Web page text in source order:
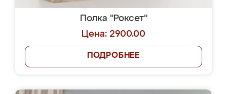
Полка "Роксет"
Цена: 2900.00
ПОДРОБНЕЕ